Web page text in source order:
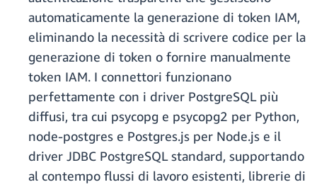
automaticamente la generazione di token IAM,
eliminando la necessità di scrivere codice per la
generazione di token o fornire manualmente
token IAM. I connettori funzionano
perfettamente con i driver PostgreSQL più
diffusi, tra cui psycopg e psycopg2 per Python,
node-postgres e Postgres.js per Node.js e il
driver JDBC PostgreSQL standard, supportando
al contempo flussi di lavoro esistenti, librerie di